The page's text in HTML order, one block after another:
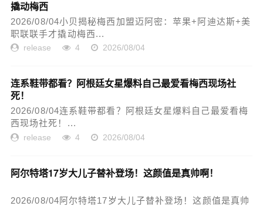
撬动梅西
2026/08/04小贝揭秘梅西加盟迈阿密：苹果+阿迪达斯+美
职联联手才撬动梅西...
release 4 2026/08/04
连系鞋带都看？阿根廷女星爆料自己最爱看梅西现场社
死！
2026/08/04连系鞋带都看？阿根廷女星爆料自己最爱看梅
西现场社死！...
release 4 2026/08/04
阿尔特塔17岁大儿子替补登场！这颜值是真帅啊！
2026/08/04阿尔特塔17岁大儿子替补登场！这颜值是真帅